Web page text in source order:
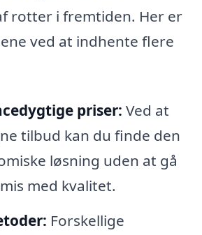
rotter i fremtiden. Her er
ved at indhente flere
priser: Ved at
tilbud kan du finde den
løsning uden at gå
med kvalitet.
Forskellige